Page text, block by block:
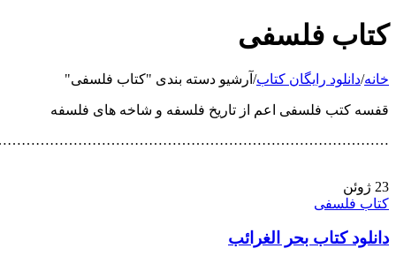
کتاب فلسفی
خانه/دانلود رایگان کتاب/ آرشیو دسته بندی "کتاب فلسفی"
قفسه کتب فلسفی اعم از تاریخ فلسفه و شاخه های فلسفه
23 ژوئن
کتاب فلسفی
دانلود کتاب بحر الغرائب